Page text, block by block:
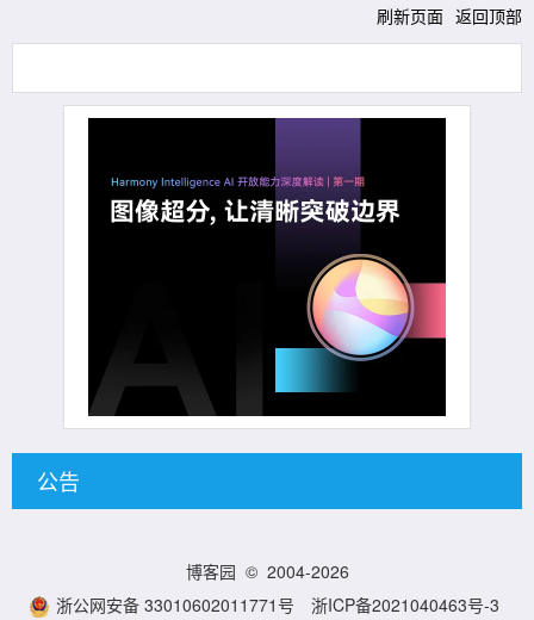
刷新页面 返回顶部
公告
博客园 © 2004-2026
浙公网安备 33010602011771号
浙ICP备2021040463号-3